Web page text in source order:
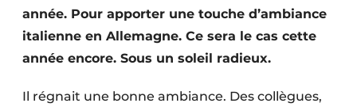
année. Pour apporter une touche d’ambiance
italienne en Allemagne. Ce sera le cas cette
année encore. Sous un soleil radieux.
Il régnait une bonne ambiance. Des collègues,